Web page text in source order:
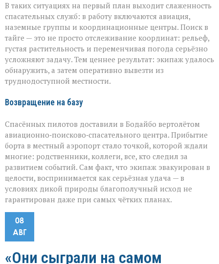
В таких ситуациях на первый план выходит слаженность
спасательных служб: в работу включаются авиация,
наземные группы и координационные центры. Поиск в
тайге — это не просто отслеживание координат: рельеф,
густая растительность и переменчивая погода серьёзно
усложняют задачу. Тем ценнее результат: экипаж удалось
обнаружить, а затем оперативно вывезти из
труднодоступной местности.
Возвращение на базу
Спасённых пилотов доставили в Бодайбо вертолётом
авиационно‑поисково‑спасательного центра. Прибытие
борта в местный аэропорт стало точкой, которой ждали
многие: родственники, коллеги, все, кто следил за
развитием событий. Сам факт, что экипаж эвакуирован в
целости, воспринимается как серьёзная удача — в
условиях дикой природы благополучный исход не
гарантирован даже при самых чётких планах.
08
АВГ
«Они сыграли на самом